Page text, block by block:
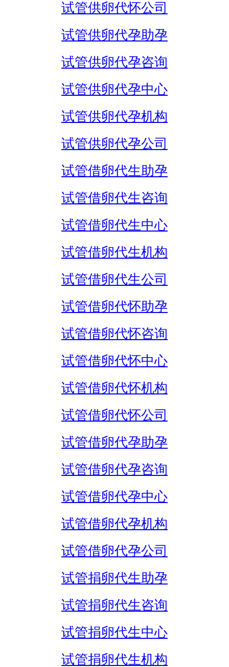
试管供卵代怀公司
试管供卵代孕助孕
试管供卵代孕咨询
试管供卵代孕中心
试管供卵代孕机构
试管供卵代孕公司
试管借卵代生助孕
试管借卵代生咨询
试管借卵代生中心
试管借卵代生机构
试管借卵代生公司
试管借卵代怀助孕
试管借卵代怀咨询
试管借卵代怀中心
试管借卵代怀机构
试管借卵代怀公司
试管借卵代孕助孕
试管借卵代孕咨询
试管借卵代孕中心
试管借卵代孕机构
试管借卵代孕公司
试管捐卵代生助孕
试管捐卵代生咨询
试管捐卵代生中心
试管捐卵代生机构